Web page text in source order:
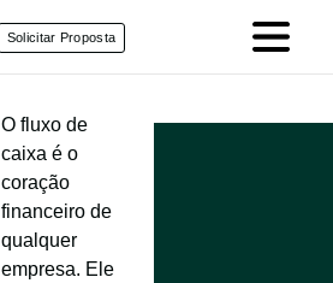
Solicitar Proposta
O fluxo de
caixa é o
coração
financeiro de
qualquer
empresa. Ele